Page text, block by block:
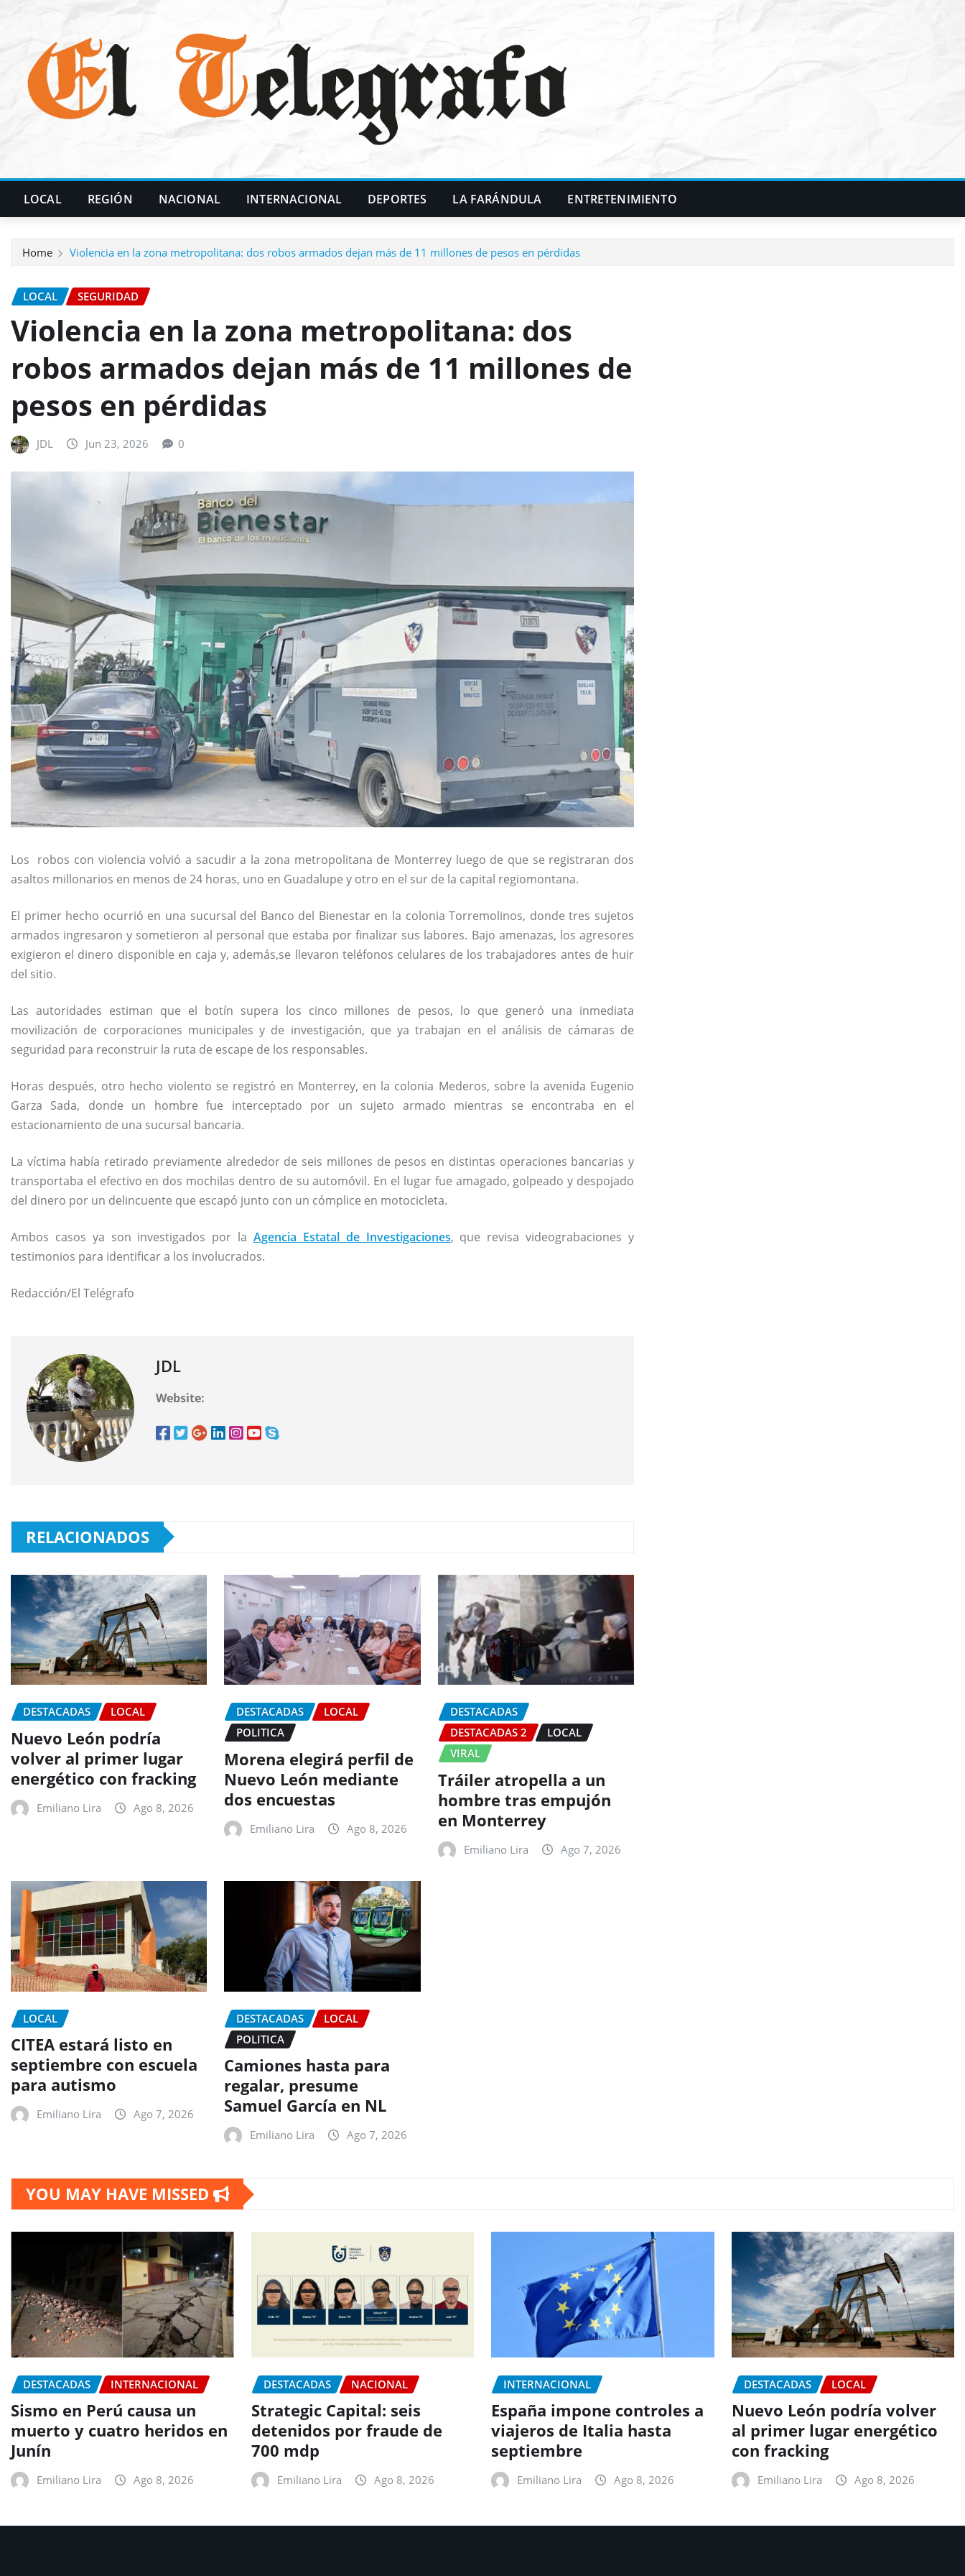
LOCAL REGIÓN NACIONAL INTERNACIONAL DEPORTES LA FARÁNDULA ENTRETENIMIENTO
Home Violencia en la zona metropolitana: dos robos armados dejan más de 11 millones de pesos en pérdidas
LOCAL SEGURIDAD
Violencia en la zona metropolitana: dos
robos armados dejan más de 11 millones de
pesos en pérdidas
JDL Jun 23, 2026 0
Los robos con violencia volvió a sacudir a la zona metropolitana de Monterrey luego de que se registraran dos
asaltos millonarios en menos de 24 horas, uno en Guadalupe y otro en el sur de la capital regiomontana.
El primer hecho ocurrió en una sucursal del Banco del Bienestar en la colonia Torremolinos, donde tres sujetos
armados ingresaron y sometieron al personal que estaba por finalizar sus labores. Bajo amenazas, los agresores
exigieron el dinero disponible en caja y, además,se llevaron teléfonos celulares de los trabajadores antes de huir
del sitio.
Las autoridades estiman que el botín supera los cinco millones de pesos, lo que generó una inmediata
movilización de corporaciones municipales y de investigación, que ya trabajan en el análisis de cámaras de
seguridad para reconstruir la ruta de escape de los responsables.
Horas después, otro hecho violento se registró en Monterrey, en la colonia Mederos, sobre la avenida Eugenio
Garza Sada, donde un hombre fue interceptado por un sujeto armado mientras se encontraba en el
estacionamiento de una sucursal bancaria.
La víctima había retirado previamente alrededor de seis millones de pesos en distintas operaciones bancarias y
transportaba el efectivo en dos mochilas dentro de su automóvil. En el lugar fue amagado, golpeado y despojado
del dinero por un delincuente que escapó junto con un cómplice en motocicleta.
Ambos casos ya son investigados por la Agencia Estatal de Investigaciones, que revisa videograbaciones y
testimonios para identificar a los involucrados.
Redacción/El Telégrafo
JDL
Website:
RELACIONADOS
DESTACADAS LOCAL
Nuevo León podría
volver al primer lugar
energético con fracking
Emiliano Lira Ago 8, 2026
DESTACADAS
LOCAL
POLITICA
Morena elegirá perfil de
Nuevo León mediante
dos encuestas
Emiliano Lira Ago 8, 2026
DESTACADAS
DESTACADAS 2
LOCAL
VIRAL
Tráiler atropella a un
hombre tras empujón
en Monterrey
Emiliano Lira Ago 7, 2026
LOCAL
CITEA estará listo en
septiembre con escuela
para autismo
Emiliano Lira Ago 7, 2026
DESTACADAS
LOCAL
POLITICA
Camiones hasta para
regalar, presume
Samuel García en NL
Emiliano Lira Ago 7, 2026
YOU MAY HAVE MISSED
DESTACADAS INTERNACIONAL
Sismo en Perú causa un
muerto y cuatro heridos en
Junín
Emiliano Lira Ago 8, 2026
DESTACADAS NACIONAL
Strategic Capital: seis
detenidos por fraude de
700 mdp
Emiliano Lira Ago 8, 2026
INTERNACIONAL
España impone controles a
viajeros de Italia hasta
septiembre
Emiliano Lira Ago 8, 2026
DESTACADAS LOCAL
Nuevo León podría volver
al primer lugar energético
con fracking
Emiliano Lira Ago 8, 2026